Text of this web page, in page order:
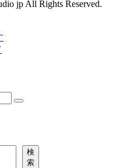
jp All Rights Reserved.
検
索